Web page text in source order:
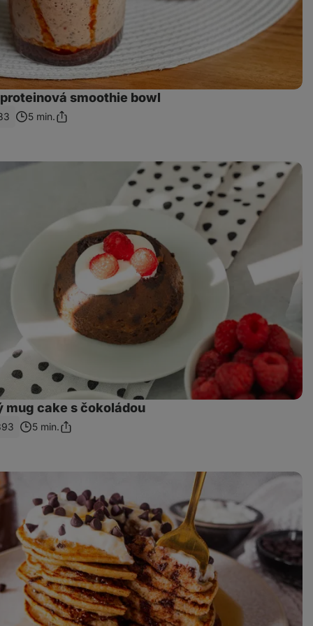
smoothie bowl
5 min.Sdílet
mug cake s čokoládou
5 min.Sdílet